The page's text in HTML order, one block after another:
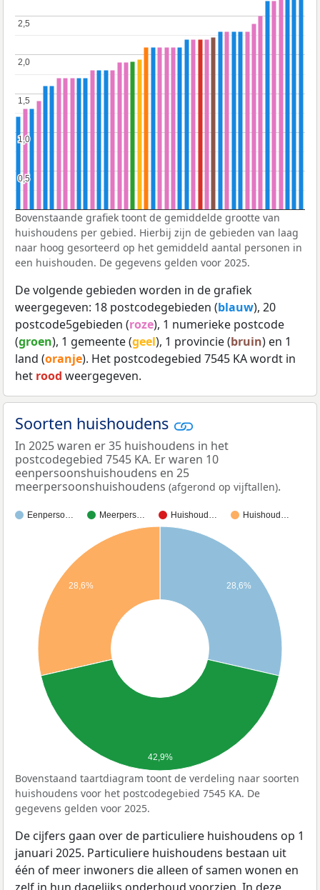
0,5
0,5
1,0
1,0
1,5
1,5
2,0
2,0
2,5
2,5
Bovenstaande grafiek toont de gemiddelde grootte van
huishoudens per gebied. Hierbij zijn de gebieden van laag
naar hoog gesorteerd op het gemiddeld aantal personen in
een huishouden. De gegevens gelden voor 2025.
De volgende gebieden worden in de grafiek
weergegeven: 18 postcodegebieden (blauw), 20
postcode5gebieden (roze), 1 numerieke postcode
(groen), 1 gemeente (geel), 1 provincie (bruin) en 1
land (oranje). Het postcodegebied 7545 KA wordt in
het rood weergegeven.
Soorten huishoudens
In 2025 waren er 35 huishoudens in het
postcodegebied 7545 KA. Er waren 10
eenpersoonshuishoudens en 25
meerpersoonshuishoudens (afgerond op vijftallen).
Eenperso… Meerpers… Huishoud… Huishoud…
28,6%
28,6%
42,9%
Bovenstaand taartdiagram toont de verdeling naar soorten
huishoudens voor het postcodegebied 7545 KA. De
gegevens gelden voor 2025.
De cijfers gaan over de particuliere huishoudens op 1
januari 2025. Particuliere huishoudens bestaan uit
één of meer inwoners die alleen of samen wonen en